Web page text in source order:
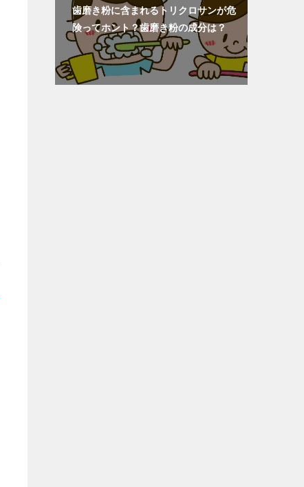
歯磨き粉に含まれるトリクロサンが危
険ってホント？歯磨き粉の成分は？